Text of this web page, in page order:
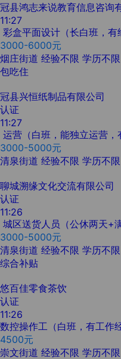
冠县鸿志来说教育信息咨询
11:27
彩盒平面设计（长白班，有
3000-6000元
烟庄街道 经验不限 学历不限
包吃住
冠县兴恒纸制品有限公司
认证
11:27
运营（白班，能独立运营，
3000-5000元
清泉街道 经验不限 学历不限
聊城溯缘文化交流有限公司
认证
11:26
城区送货人员（公休两天+
3000-5000元
清泉街道 经验不限 学历不限
综合补贴
悠百佳零食茶饮
认证
11:26
数控操作工（白班，有工作
4500元
崇文街道 经验不限 学历不限